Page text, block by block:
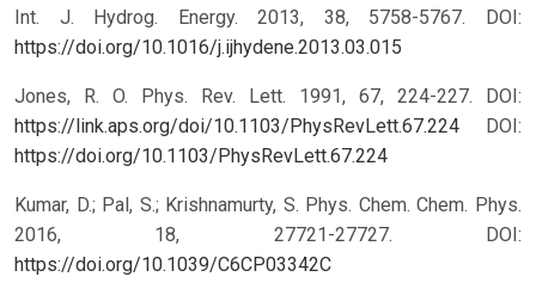
‎Int. J. Hydrog. Energy. 2013, 38, 5758-5767. DOI:
https://doi.org/10.1016/j.ijhydene.2013.03.015
Jones, R. O. Phys. Rev. Lett. 1991, 67, 224-227. DOI:
https://link.aps.org/doi/10.1103/PhysRevLett.67.224
DOI:
https://doi.org/10.1103/PhysRevLett.67.224
Kumar, D.; Pal, S.; Krishnamurty, S. Phys. Chem. Chem. Phys.
2016, 18, 27721-27727. DOI:
https://doi.org/10.1039/C6CP03342C